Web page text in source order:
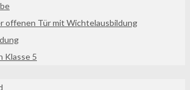
offenen Tür mit Wichtelausbildung
Klasse 5